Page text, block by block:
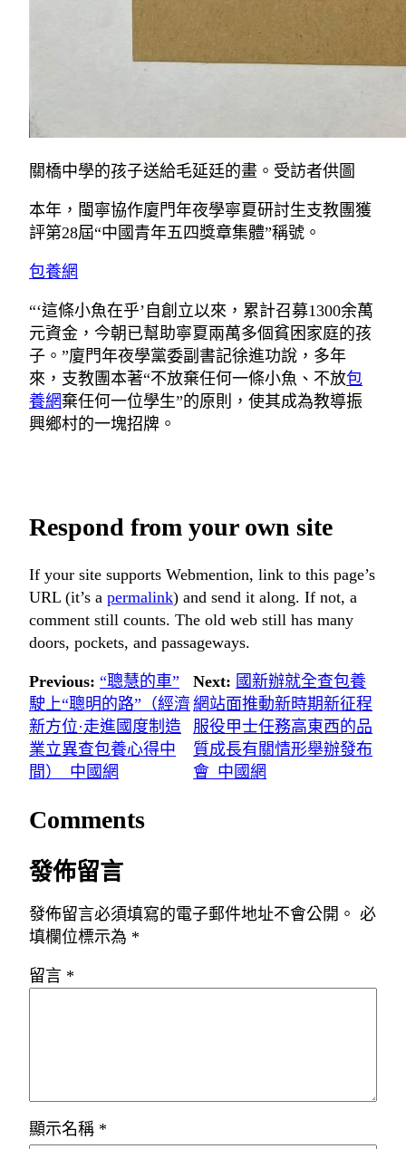
關橋中學的孩子送給毛延廷的畫。受訪者供圖
本年，閩寧協作廈門年夜學寧夏研討生支教團獲
評第28屆“中國青年五四獎章集體”稱號。
包養網
“‘這條小魚在乎’自創立以來，累計召募1300余萬
元資金，今朝已幫助寧夏兩萬多個貧困家庭的孩
子。”廈門年夜學黨委副書記徐進功說，多年
來，支教團本著“不放棄任何一條小魚、不放包
養網棄任何一位學生”的原則，使其成為教導振
興鄉村的一塊招牌。
Respond from your own site
If your site supports Webmention, link to this page’s
URL (it’s a permalink) and send it along. If not, a
comment still counts. The old web still has many
doors, pockets, and passageways.
Previous: “聰慧的車”
駛上“聰明的路”（經濟
新方位·走進國度制造
業立異查包養心得中
間）_中國網
Next: 國新辦就全查包養
網站面推動新時期新征程
服役甲士任務高東西的品
質成長有關情形舉辦發布
會_中國網
Comments
發佈留言
發佈留言必須填寫的電子郵件地址不會公開。 必
填欄位標示為 *
留言 *
顯示名稱 *